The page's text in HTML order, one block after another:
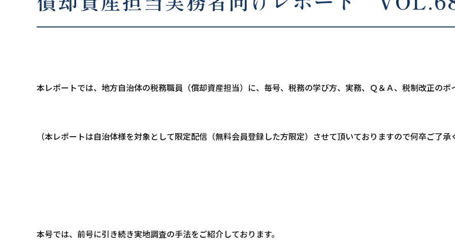
本レポートでは、地方自治体の税務職員（償却資産担当）に、毎号、税務の学び方、実務、Ｑ＆Ａ、税制改正のポ
（本レポートは自治体様を対象として限定配信（無料会員登録した方限定）させて頂いておりますので何卒ご了承
本号では、前号に引き続き実地調査の手法をご紹介しております。